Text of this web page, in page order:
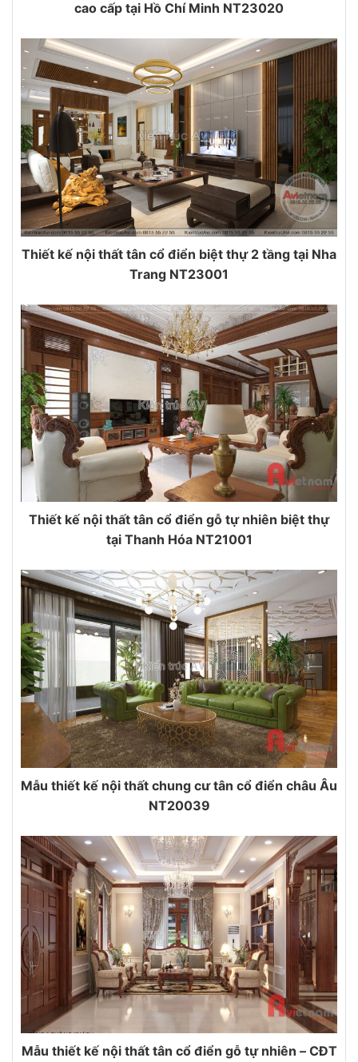
cao cấp tại Hồ Chí Minh NT23020
Thiết kế nội thất tân cổ điển biệt thự 2 tầng tại Nha
Trang NT23001
Thiết kế nội thất tân cổ điển gỗ tự nhiên biệt thự
tại Thanh Hóa NT21001
Mẫu thiết kế nội thất chung cư tân cổ điển châu Âu
NT20039
Mẫu thiết kế nội thất tân cổ điển gỗ tự nhiên – CĐT